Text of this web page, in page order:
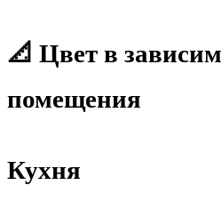
📐 Цвет в
помещения
Кухня